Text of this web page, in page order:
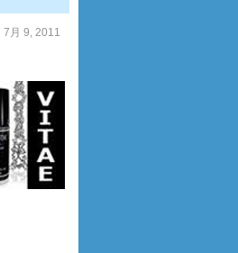
7月 9, 2011